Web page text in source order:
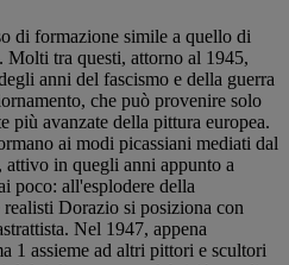
di formazione simile a quello di
Molti tra questi, attorno al 1945,
anni del fascismo e della guerra
che può provenire solo
più avanzate della pittura europea.
ai modi picassiani mediati dal
in quegli anni appunto a
poco: all'esplodere della
Dorazio si posiziona con
Nel 1947, appena
1 assieme ad altri pittori e scultori